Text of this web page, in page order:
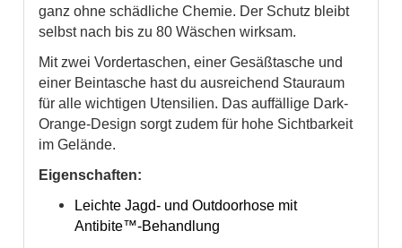
ganz ohne schädliche Chemie. Der Schutz bleibt
selbst nach bis zu 80 Wäschen wirksam.
Mit zwei Vordertaschen, einer Gesäßtasche und
einer Beintasche hast du ausreichend Stauraum
für alle wichtigen Utensilien. Das auffällige Dark-
Orange-Design sorgt zudem für hohe Sichtbarkeit
im Gelände.
Eigenschaften:
Leichte Jagd- und Outdoorhose mit
Antibite™-Behandlung